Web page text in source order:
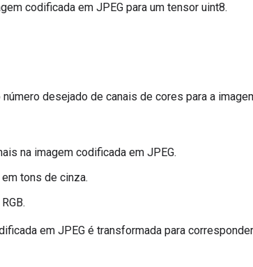
codificada em JPEG para um tensor uint8.
desejado de canais de cores para a
na imagem codificada em JPEG.
tons de cinza.
em JPEG é transformada para